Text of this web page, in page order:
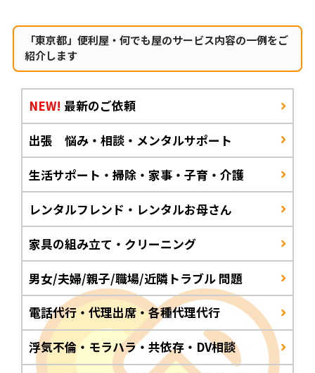
「東京都」便利屋・何でも屋のサービス内容の一例をご
紹介します
NEW! 最新のご依頼
出張 悩み・相談・メンタルサポート
生活サポート・掃除・家事・子育・介護
レンタルフレンド・レンタルお母さん
家具の組み立て・クリーニング
男女/夫婦/親子/職場/近隣トラブル 問題
電話代行・代理出席・各種代理代行
浮気不倫・モラハラ・共依存・DV相談